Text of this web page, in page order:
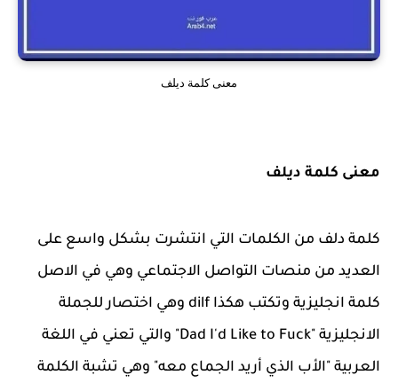
معنى كلمة ديلف
معنى كلمة ديلف
كلمة دلف من الكلمات التي انتشرت بشكل واسع على
العديد من منصات التواصل الاجتماعي وهي في الاصل
كلمة انجليزية وتكتب هكذا dilf وهي اختصار للجملة
الانجليزية "Dad I'd Like to Fuck" والتي تعني في اللغة
العربية "الأب الذي أريد الجماع معه" وهي تشبة الكلمة